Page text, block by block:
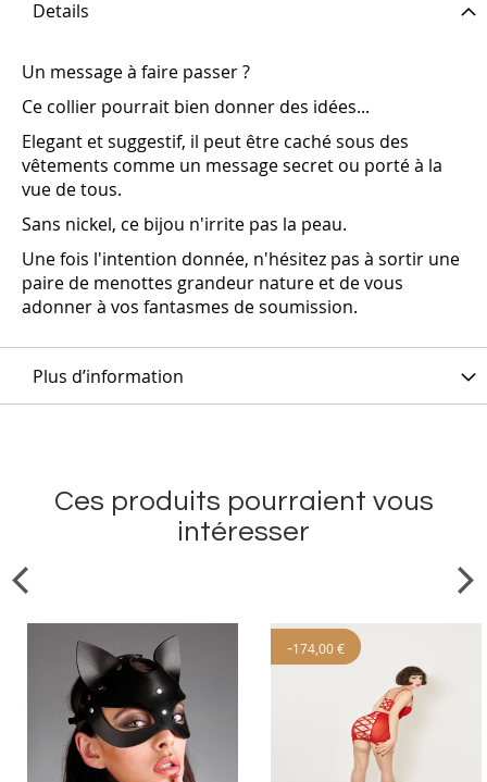
Details
Un message à faire passer ?
Ce collier pourrait bien donner des idées...
Elegant et suggestif, il peut être caché sous des
vêtements comme un message secret ou porté à la
vue de tous.
Sans nickel, ce bijou n'irrite pas la peau.
Une fois l'intention donnée, n'hésitez pas à sortir une
paire de menottes grandeur nature et de vous
adonner à vos fantasmes de soumission.
Plus d’information
Ces produits pourraient vous
intéresser
-174,00 €